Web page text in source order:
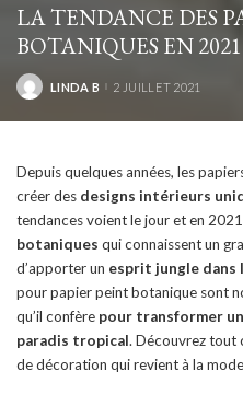
LA TENDANCE DES
BOTANIQUES EN 2021
POSTED
LINDA B 2 JUILLET 2021
Depuis quelques années, les
créer des designs intérieurs
tendances voient le jour et en
botaniques qui connaissent un
d’apporter un esprit jungle dans
pour papier peint botanique sont
qu’il confère pour transformer
paradis tropical. Découvrez tout
de décoration qui revient à la